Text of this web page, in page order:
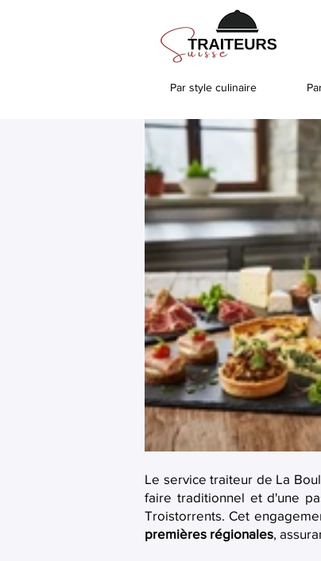
Par style culinaire
Le service traiteur de La
faire traditionnel et d'une
Troistorrents. Cet
premières régionales,